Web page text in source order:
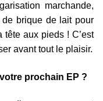
marchande,
de brique de lait pour
tête aux pieds ! C’est
avant tout le plaisir.
prochain EP ?